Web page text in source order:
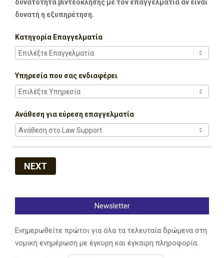
δυνατότητα βιντεοκλήσης με τον επαγγελματία αν είναι
δυνατή η εξυπηρέτηση.
Κατηγορία Επαγγελματία
Υπηρεσία που σας ενδιαφέρει
Ανάθεση για εύρεση επαγγελματία
NEXT
Newsletter
Ενημερωθείτε πρώτοι για όλα τα τελευταία δρώμενα στη
νομική ενημέρωση με έγκυρη και έγκαιρη πληροφορία.